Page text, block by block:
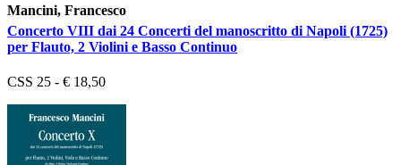
Mancini, Francesco
Concerto VIII dai 24 Concerti del manoscritto di Napoli (1725)
per Flauto, 2 Violini e Basso Continuo
CSS 25 - € 18,50